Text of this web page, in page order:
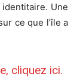
Une
ce que l’île a
cliquez ici.